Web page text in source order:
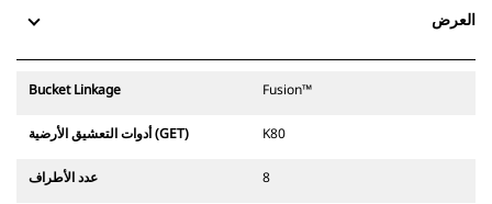
العرض
Bucket Linkage Fusion™‎
أدوات التعشيق الأرضية (GET) K80
عدد الأطراف 8